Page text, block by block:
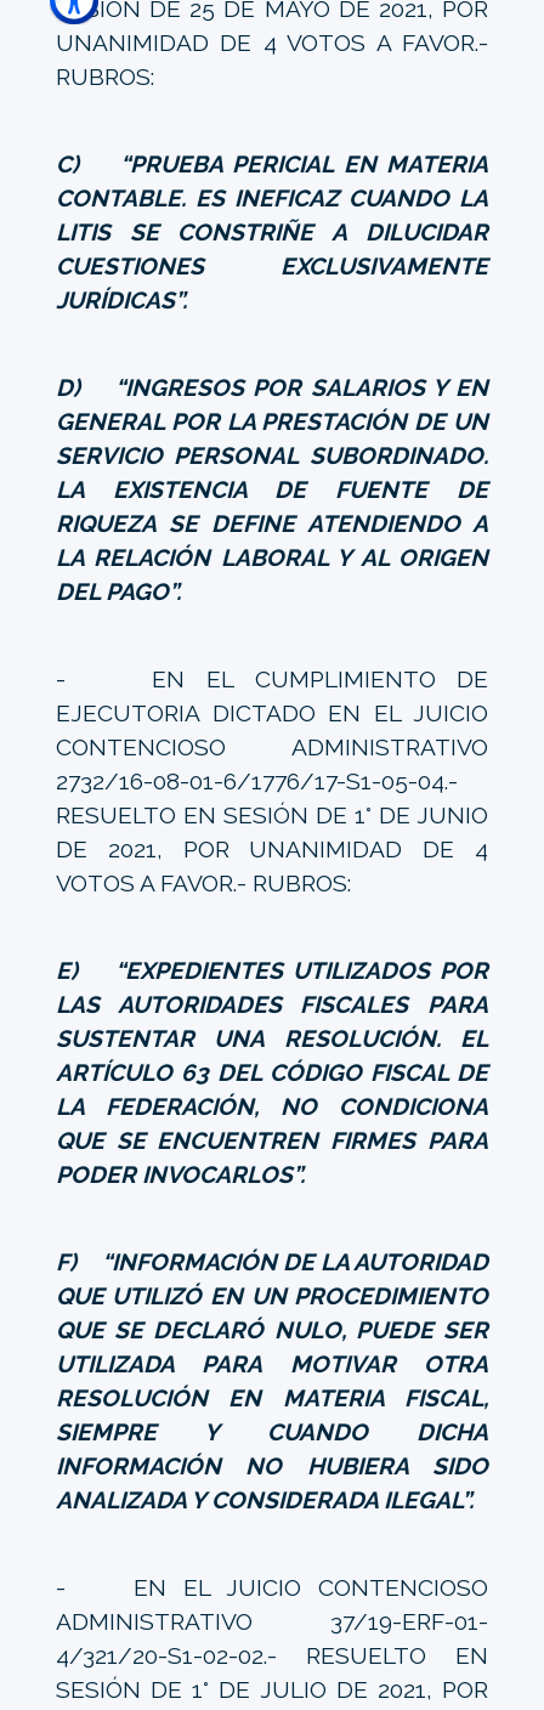
SESIÓN DE 25 DE MAYO DE 2021, POR
UNANIMIDAD DE 4 VOTOS A FAVOR.-
RUBROS:
C) “PRUEBA PERICIAL EN MATERIA
CONTABLE. ES INEFICAZ CUANDO LA
LITIS SE CONSTRIÑE A DILUCIDAR
CUESTIONES EXCLUSIVAMENTE
JURÍDICAS”.
D) “INGRESOS POR SALARIOS Y EN
GENERAL POR LA PRESTACIÓN DE UN
SERVICIO PERSONAL SUBORDINADO.
LA EXISTENCIA DE FUENTE DE
RIQUEZA SE DEFINE ATENDIENDO A
LA RELACIÓN LABORAL Y AL ORIGEN
DEL PAGO”.
- EN EL CUMPLIMIENTO DE
EJECUTORIA DICTADO EN EL JUICIO
CONTENCIOSO ADMINISTRATIVO
2732/16-08-01-6/1776/17-S1-05-04.-
RESUELTO EN SESIÓN DE 1° DE JUNIO
DE 2021, POR UNANIMIDAD DE 4
VOTOS A FAVOR.- RUBROS:
E) “EXPEDIENTES UTILIZADOS POR
LAS AUTORIDADES FISCALES PARA
SUSTENTAR UNA RESOLUCIÓN. EL
ARTÍCULO 63 DEL CÓDIGO FISCAL DE
LA FEDERACIÓN, NO CONDICIONA
QUE SE ENCUENTREN FIRMES PARA
PODER INVOCARLOS”.
F) “INFORMACIÓN DE LA AUTORIDAD
QUE UTILIZÓ EN UN PROCEDIMIENTO
QUE SE DECLARÓ NULO, PUEDE SER
UTILIZADA PARA MOTIVAR OTRA
RESOLUCIÓN EN MATERIA FISCAL,
SIEMPRE Y CUANDO DICHA
INFORMACIÓN NO HUBIERA SIDO
ANALIZADA Y CONSIDERADA ILEGAL”.
- EN EL JUICIO CONTENCIOSO
ADMINISTRATIVO 37/19-ERF-01-
4/321/20-S1-02-02.- RESUELTO EN
SESIÓN DE 1° DE JULIO DE 2021, POR